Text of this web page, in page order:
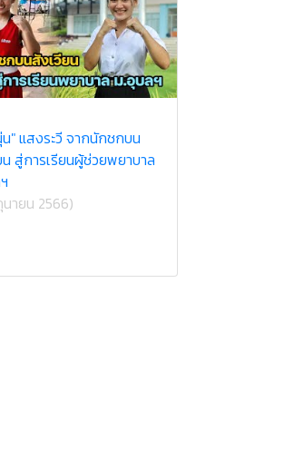
" แสงระวี จากนักชกบน
สู่การเรียนผู้ช่วยพยาบาล
นายน 2566)